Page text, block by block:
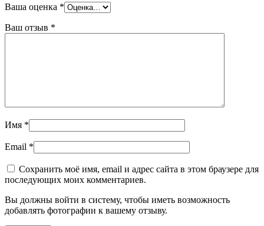
Ваша оценка *
Ваш отзыв *
Имя *
Email *
Сохранить моё имя, email и адрес сайта в этом браузере для
последующих моих комментариев.
Вы должны войти в систему, чтобы иметь возможность
добавлять фотографии к вашему отзыву.